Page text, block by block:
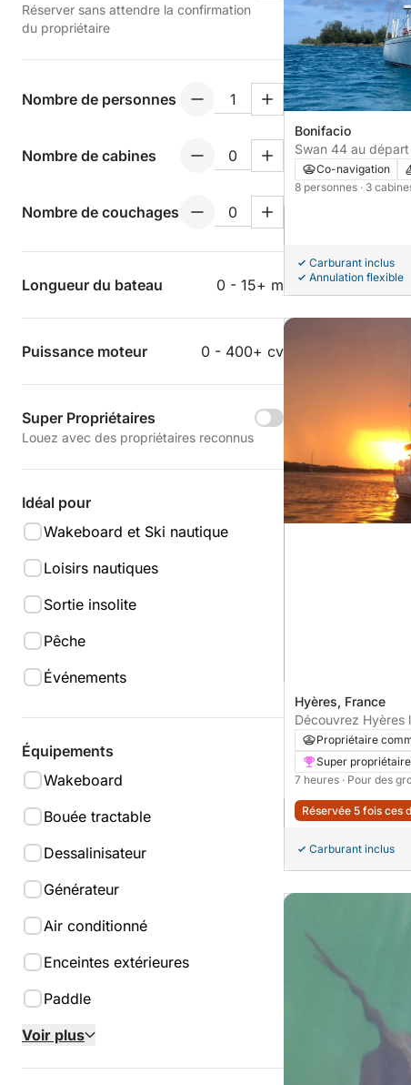
Réserver sans attendre la confirmation
du propriétaire
Nombre de personnes
Nombre de cabines
Nombre de couchages
Longueur du bateau 0 - 15+ m
Puissance moteur 0 - 400+ cv
Super Propriétaires
Louez avec des propriétaires reconnus
Idéal pour
Wakeboard et Ski nautique
Loisirs nautiques
Sortie insolite
Pêche
Événements
Équipements
Wakeboard
Bouée tractable
Dessalinisateur
Générateur
Air conditionné
Enceintes extérieures
Paddle
Voir plus
Bonifacio
Swan 44 au
Co-navigation
8 personnes · 3
Carburant inclus
Annulation flexible
Hyères, France
Découvrez Hyères
voilier d'une
Propriétaire
Super propriétaire
7 heures · Pour des
Réservée 5 fois ces
Carburant inclus